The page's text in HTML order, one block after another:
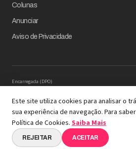
Colunas
Anunciar
Aviso de Privacidade
Encarregada (DPO)
Solicitação de Titular – Serinews
Preencher o formulário
© 2026 Revista Empresário Digital
A REVISTA COM INTELIGÊNCIA DE
ESSÊNCIA
Este site utiliza cookies para analisar o
sua experiência de navegação. Para
Política de Cookies. Saiba Mais
REJEITAR ACEITAR